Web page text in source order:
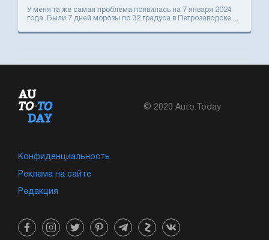
У меня та же самая проблема появилась на 7 января 2024
года. Были 7 дней морозы по 32 градуса в Петрозаводске ...
© 2020 Auto.Today
Конфиденциальность
Реклама на сайте
Редакция